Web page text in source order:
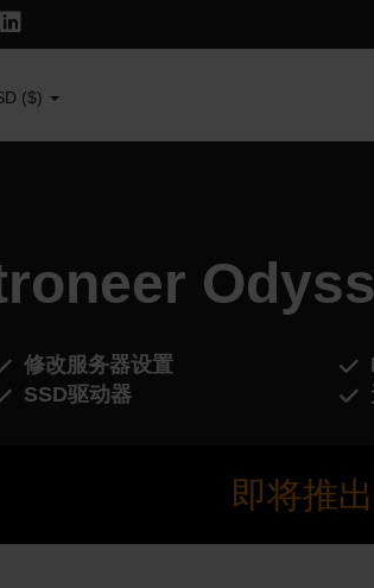
($)
修改服务器设置
SSD驱动器
即将推出